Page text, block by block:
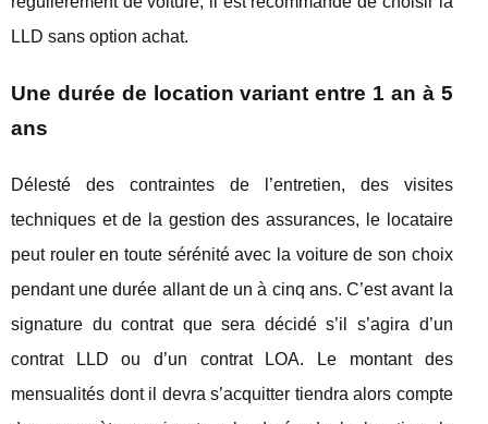
LLD sans option achat.
Une durée de location variant entre 1 an à 5
ans
Délesté des contraintes de l’entretien, des visites
techniques et de la gestion des assurances, le locataire
peut rouler en toute sérénité avec la voiture de son choix
pendant une durée allant de un à cinq ans. C’est avant la
signature du contrat que sera décidé s’il s’agira d’un
contrat LLD ou d’un contrat LOA. Le montant des
mensualités dont il devra s’acquitter tiendra alors compte